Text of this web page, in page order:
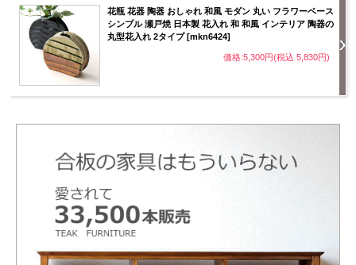
花瓶 花器 陶器 おしゃれ 和風 モダン 丸い フラワーベース
シンプル 瀬戸焼 日本製 花入れ 和 和風 インテリア 陶器の
丸型花入れ 2タイプ [mkn6424]
価格:5,300円(税込 5,830円)